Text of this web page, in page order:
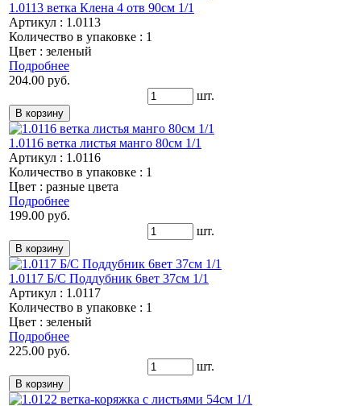
1.0113 ветка Клена 4 отв 90см 1/1
Артикул : 1.0113
Количество в упаковке : 1
Цвет : зеленый
Подробнее
204.00 руб.
шт.
1.0116 ветка листья манго 80см 1/1
Артикул : 1.0116
Количество в упаковке : 1
Цвет : разные цвета
Подробнее
199.00 руб.
шт.
1.0117 Б/С Поддубник 6вет 37см 1/1
Артикул : 1.0117
Количество в упаковке : 1
Цвет : зеленый
Подробнее
225.00 руб.
шт.